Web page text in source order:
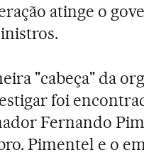
atinge o
"cabeça" da
foi
Fernando
Pimentel e o